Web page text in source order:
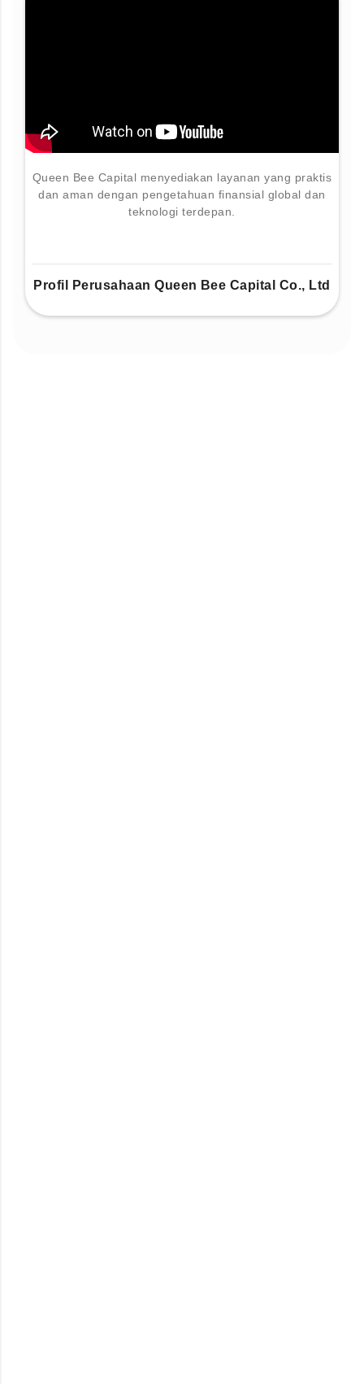
Queen Bee Capital menyediakan layanan yang praktis
dan aman dengan pengetahuan finansial global dan
teknologi terdepan.
Profil Perusahaan Queen Bee Capital Co., Ltd